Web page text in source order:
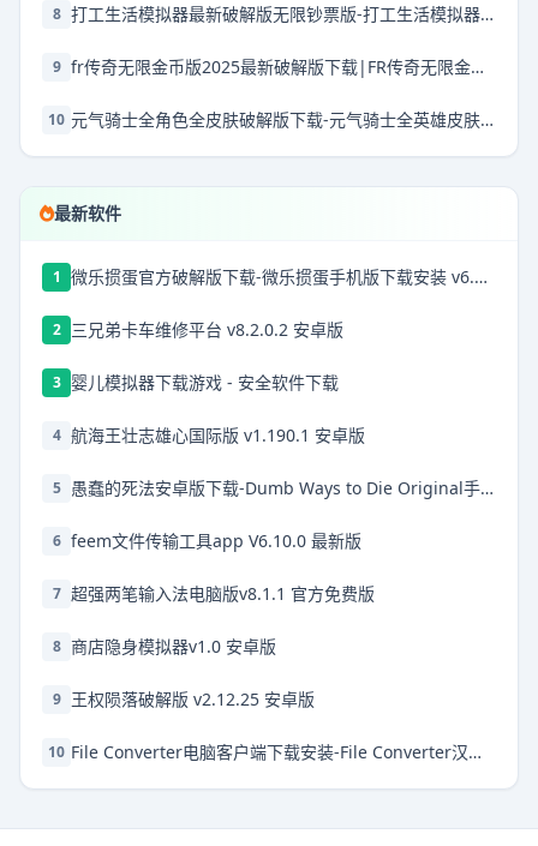
8 打工生活模拟器最新破解版无限钞票版-打工生活模拟器破解版2025最新破解版本下载v2.0.67破解版下载无限钱免广告2025
9 fr传奇无限金币版2025最新破解版下载|FR传奇无限金币版最新破解版2025 V0.3.6 安卓版下载
10 元气骑士全角色全皮肤破解版下载-元气骑士全英雄皮肤解锁版最新破解版下载 v7.1.0安卓版
最新软件
1 微乐掼蛋官方破解版下载-微乐掼蛋手机版下载安装 v6.7.9安卓版
2 三兄弟卡车维修平台 v8.2.0.2 安卓版
3 婴儿模拟器下载游戏 - 安全软件下载
4 航海王壮志雄心国际版 v1.190.1 安卓版
5 愚蠢的死法安卓版下载-Dumb Ways to Die Original手机版下载v32.26.0
6 feem文件传输工具app V6.10.0 最新版
7 超强两笔输入法电脑版v8.1.1 官方免费版
8 商店隐身模拟器v1.0 安卓版
9 王权陨落破解版 v2.12.25 安卓版
10 File Converter电脑客户端下载安装-File Converter汉化版下载 v1.2.3